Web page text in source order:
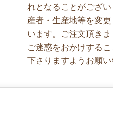
れとなることがござ
産者・生産地等を変
います。ご注文頂きま
ご迷惑をおかけする
下さりますようお願い